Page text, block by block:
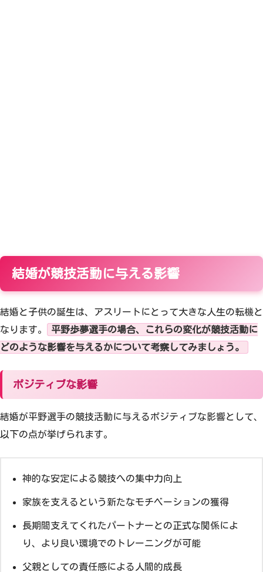
結婚が競技活動に与える影響
結婚と子供の誕生は、アスリートにとって大きな人生の転機と
なります。
平野歩夢選手の場合、これらの変化が競技活動に
どのような影響を与えるかについて考察してみましょう。
ポジティブな影響
結婚が平野選手の競技活動に与えるポジティブな影響として、
以下の点が挙げられます。
神的な安定による競技への集中力向上
家族を支えるという新たなモチベーションの獲得
長期間支えてくれたパートナーとの正式な関係によ
り、より良い環境でのトレーニングが可能
父親としての責任感による人間的成長